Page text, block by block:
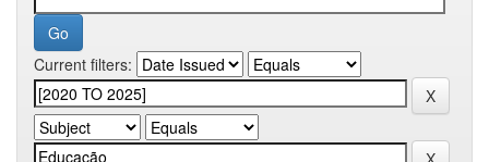
Current filters: